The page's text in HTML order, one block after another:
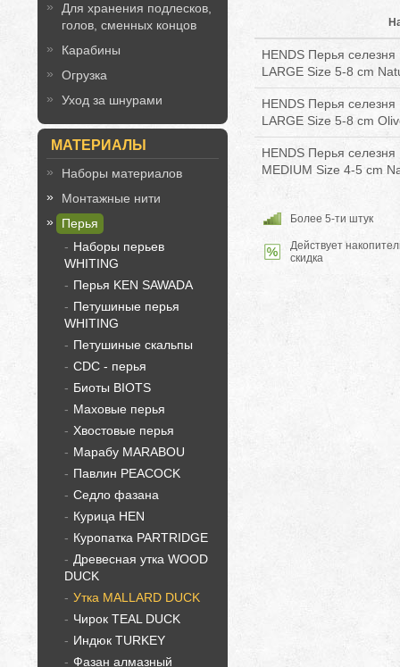
Для хранения подлесков,
голов, сменных концов
Карабины
Огрузка
Уход за шнурами
МАТЕРИАЛЫ
Наборы материалов
Монтажные нити
Перья
Наборы перьев
WHITING
Перья KEN SAWADA
Петушиные перья
WHITING
Петушиные скальпы
CDC - перья
Биоты BIOTS
Маховые перья
Хвостовые перья
Марабу MARABOU
Павлин PEACOCK
Седло фазана
Курица HEN
Куропатка PARTRIDGE
Древесная утка WOOD
DUCK
Утка MALLARD DUCK
Чирок TEAL DUCK
Индюк TURKEY
Фазан алмазный
HENDS Перья
LARGE Size 5-8 cm
HENDS Перья
LARGE Size 5-8 cm
HENDS Перья
MEDIUM Size 4-5 cm
Более 5-ти штук
Действует
скидка